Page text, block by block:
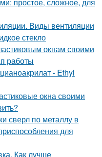
простое, сложное, для
Виды вентиляции
стекло
окнам своими
работы
- Ethyl
окна своими
сверл по металлу в
для
Как лучше